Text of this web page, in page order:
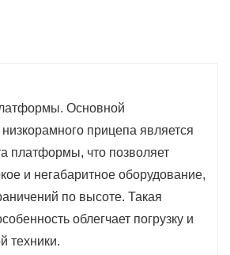
и использования
перил и комбинаций
безопасности.
имеет большое
перевозке тяжелых
перевозить грузы на очень
Благодаря своим
Основной
низкорамного прицепа является
платформы, что позволяет
и негабаритное оборудование,
по высоте. Такая
облегчает погрузку и
техники.